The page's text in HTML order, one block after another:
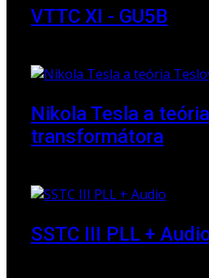
VTTC XI - GU5B
Nikola Tesla a
transformátora
SSTC III PLL +